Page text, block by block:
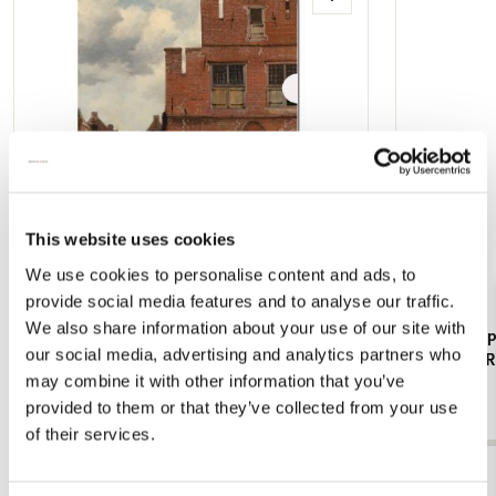
This website uses cookies
We use cookies to personalise content and ads, to
provide social media features and to analyse our traffic.
We also share information about your use of our site with
our social media, advertising and analytics partners who
may combine it with other information that you’ve
provided to them or that they’ve collected from your use
of their services.
opnieuw naar Utrecht, in gezelschap van Maria Sibylla Merian
en Abraham Mignon. Hij dreef er een kunsthandel. Zijn
laatste jaren, vanaf 1679, sleet hij in Frankfurt. Jacob Marrel
schilderde stillevens in de trant van Jan Davidsz. de Heem.
L-mapje A4 formaat: Het straatje/The Little
Street, Vermeer, Rijksmuseum Amsterdam
€ 3,50
Collection